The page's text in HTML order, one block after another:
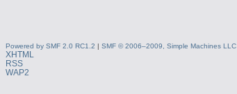
Powered by SMF 2.0 RC1.2 | SMF © 2006–2009, Simple Machines LLC
XHTML
RSS
WAP2